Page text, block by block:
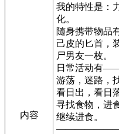
内容
我的特性是：
化。
随身携带物品
己皮的匕首，
尸男友一枚。
日常活动有
游荡，迷路，
看日出，看日
寻找食物，进
继续进食。